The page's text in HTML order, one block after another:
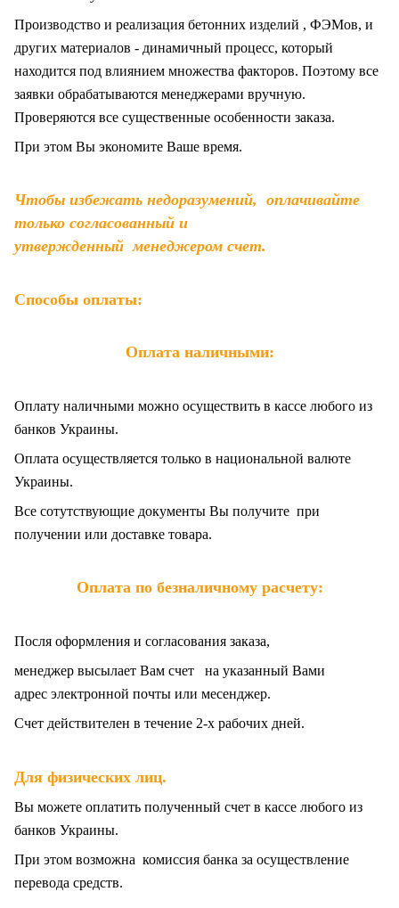
Производство и реализация бетонних изделий , ФЭМов, и
других материалов - динамичный процесс, который
находится под влиянием множества факторов. Поэтому все
заявки обрабатываются менеджерами вручную.
Проверяются все существенные особенности заказа.
При этом Вы экономите Ваше время.
Чтобы избежать недоразумений, оплачивайте
только согласованный и
утвержденный менеджером счет.
Способы оплаты:
Оплата наличными:
Оплату наличными можно осуществить в кассе любого из
банков Украины.
Оплата осуществляется только в национальной валюте
Украины.
Все сотутствующие документы Вы получите при
получении или доставке товара.
Оплата по безналичному расчету:
Посля оформления и согласования заказа,
менеджер высылает Вам счет на указанный Вами
адрес электронной почты или месенджер.
Счет действителен в течение 2-х рабочих дней.
Для физических лиц.
Вы можете оплатить полученный счет в кассе любого из
банков Украины.
При этом возможна комиссия банка за осуществление
перевода средств.